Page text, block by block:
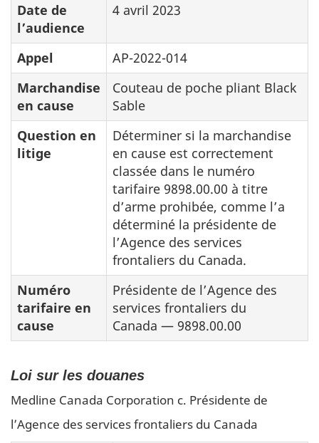
Date de
l’audience
4 avril 2023
Appel
AP-2022-014
Marchandise
en cause
Couteau de poche pliant Black
Sable
Question en
litige
Déterminer si la marchandise
en cause est correctement
classée dans le numéro
tarifaire 9898.00.00 à titre
d’arme prohibée, comme l’a
déterminé la présidente de
l’Agence des services
frontaliers du Canada.
Numéro
tarifaire en
cause
Présidente de l’Agence des
services frontaliers du
Canada — 9898.00.00
Loi sur les douanes
Medline Canada Corporation c. Présidente de
l’Agence des services frontaliers du Canada